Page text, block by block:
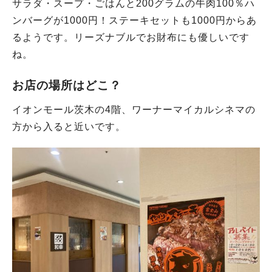
サラダ・スープ・ごはんと200グラムの牛肉100％ハ
ンバーグが1000円！ステーキセットも1000円からあ
るようです。リーズナブルでお財布にも優しいです
ね。
お店の場所はどこ？
イオンモール茨木の4階、ワーナーマイカルシネマの
方から入ると近いです。